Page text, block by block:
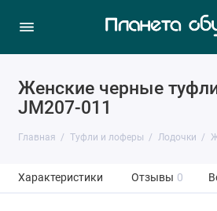
Женские черные
JM207-011
Главная Туфли и лоферы Лодочки
Характеристики Отзывы 0